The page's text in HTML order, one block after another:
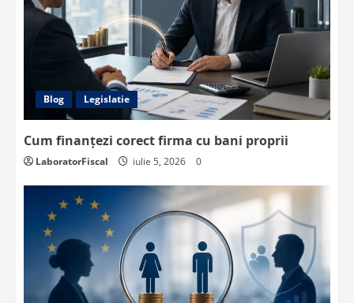
Blog Legislatie
Cum finanțezi corect firma cu bani proprii
LaboratorFiscal iulie 5, 2026 0